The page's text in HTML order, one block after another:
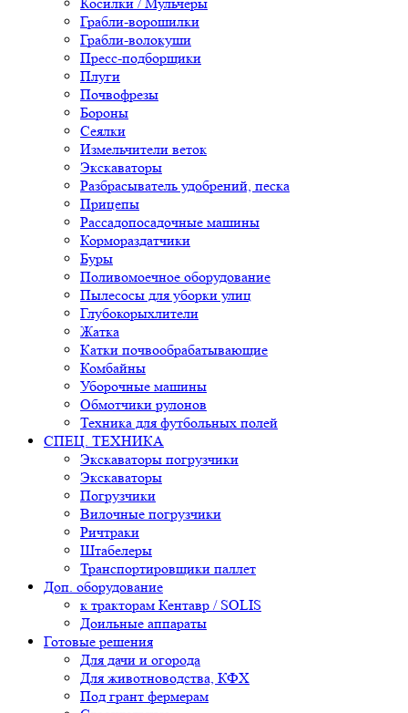
Грабли-ворошилки
Грабли-волокуши
Пресс-подборщики
Плуги
Почвофрезы
Бороны
Сеялки
Измельчители веток
Экскаваторы
Разбрасыватель удобрений, песка
Прицепы
Рассадопосадочные машины
Кормораздатчики
Буры
Поливомоечное оборудование
Пылесосы для уборки улиц
Глубокорыхлители
Жатка
Катки почвообрабатывающие
Комбайны
Уборочные машины
Обмотчики рулонов
Техника для футбольных полей
СПЕЦ. ТЕХНИКА
Экскаваторы погрузчики
Экскаваторы
Погрузчики
Вилочные погрузчики
Ричтраки
Штабелеры
Транспортировщики паллет
Доп. оборудование
к тракторам Кентавр / SOLIS
Доильные аппараты
Готовые решения
Для дачи и огорода
Для животноводства, КФХ
Под грант фермерам